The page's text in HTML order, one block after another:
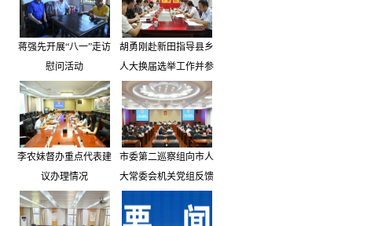
蒋强先开展“八一”走访
慰问活动
胡勇刚赴新田指导县乡
人大换届选举工作并参
加市人大代表小组主题
活动
李农妹督办重点代表建
议办理情况
市委第二巡察组向市人
大常委会机关党组反馈